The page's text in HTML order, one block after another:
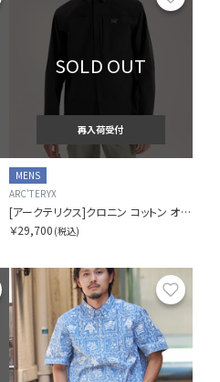
SOLD OUT
再入荷受付
MENS
ARC'TERYX
[アークテリクス]クロニン コットン オーバーシャツ メンズ
￥29,700 (税込)
お気に入り